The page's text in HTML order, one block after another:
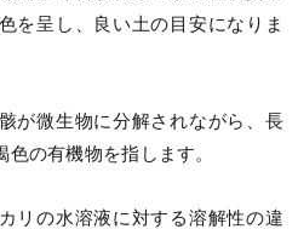
を呈し、良い土の目安になりま
が微生物に分解されながら、長
の有機物を指します。
リの水溶液に対する溶解性の違